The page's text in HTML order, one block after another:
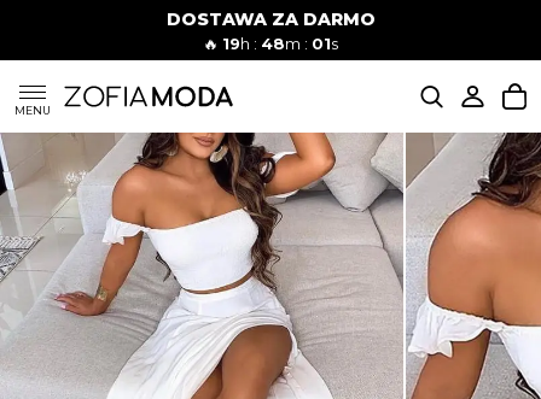
DOSTAWA ZA DARMO
🔥 19h : 48m : 00s
MENU
SUKIENKI
KOMPLETY
JEANSY
SZORTY